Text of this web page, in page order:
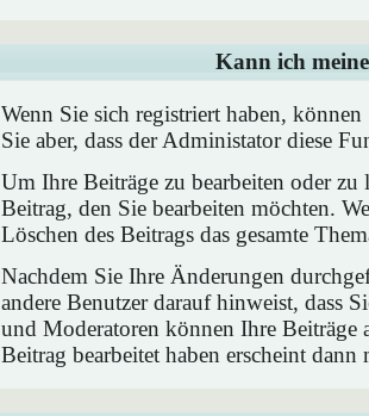
Kann ich
Wenn Sie sich registriert haben,
Sie aber, dass der Administator diese
Um Ihre Beiträge zu bearbeiten oder
Beitrag, den Sie bearbeiten möchten.
Löschen des Beitrags das gesamte
Nachdem Sie Ihre Änderungen
andere Benutzer darauf hinweist, dass
und Moderatoren können Ihre Beiträge
Beitrag bearbeitet haben erscheint